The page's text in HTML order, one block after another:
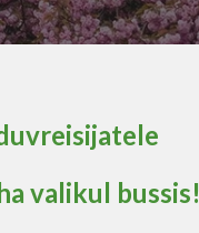
valikul bussis!